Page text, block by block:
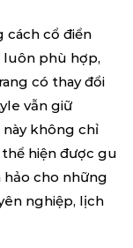
cách cổ điển
phù hợp,
có thay đổi
vẫn giữ
không chỉ
hiện được gu
hảo cho những
nghiệp, lịch